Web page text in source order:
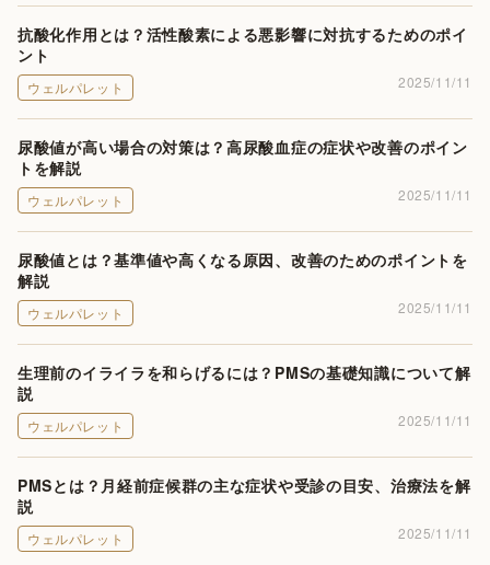
抗酸化作用とは？活性酸素による悪影響に対抗するためのポイ
ント
ウェルパレット 2025/11/11
尿酸値が高い場合の対策は？高尿酸血症の症状や改善のポイン
トを解説
ウェルパレット 2025/11/11
尿酸値とは？基準値や高くなる原因、改善のためのポイントを
解説
ウェルパレット 2025/11/11
生理前のイライラを和らげるには？PMSの基礎知識について解
説
ウェルパレット 2025/11/11
PMSとは？月経前症候群の主な症状や受診の目安、治療法を解
説
ウェルパレット 2025/11/11